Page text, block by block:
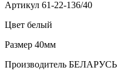
Артикул 61-22-136/40
Цвет белый
Размер 40мм
Производитель БЕЛАРУСЬ